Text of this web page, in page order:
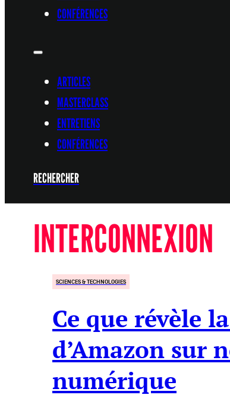
CONFÉRENCES
ARTICLES
MASTERCLASS
ENTRETIENS
CONFÉRENCES
RECHERCHER
INTERCONNEXION
SCIENCES & TECHNOLOGIES
Ce que révèle
d’Amazon sur
numérique